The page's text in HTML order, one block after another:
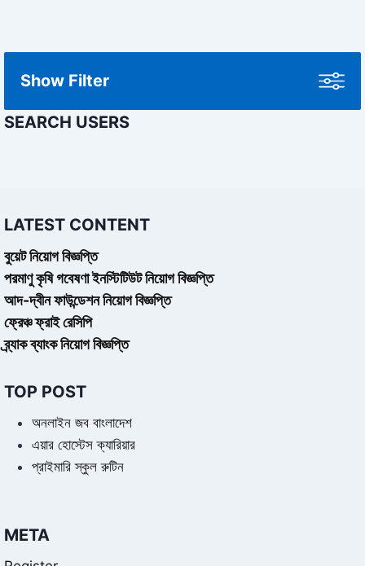
Show Filter
SEARCH USERS
LATEST CONTENT
বুয়েট নিয়োগ বিজ্ঞপ্তি
পরমাণু কৃষি গবেষণা ইনস্টিটিউট নিয়োগ বিজ্ঞপ্তি
আদ-দ্বীন ফাউন্ডেশন নিয়োগ বিজ্ঞপ্তি
ফ্রেঞ্চ ফ্রাই রেসিপি
ব্র্যাক ব্যাংক নিয়োগ বিজ্ঞপ্তি
TOP POST
অনলাইন জব বাংলাদেশ
এয়ার হোস্টেস ক্যারিয়ার
প্রাইমারি স্কুল রুটিন
META